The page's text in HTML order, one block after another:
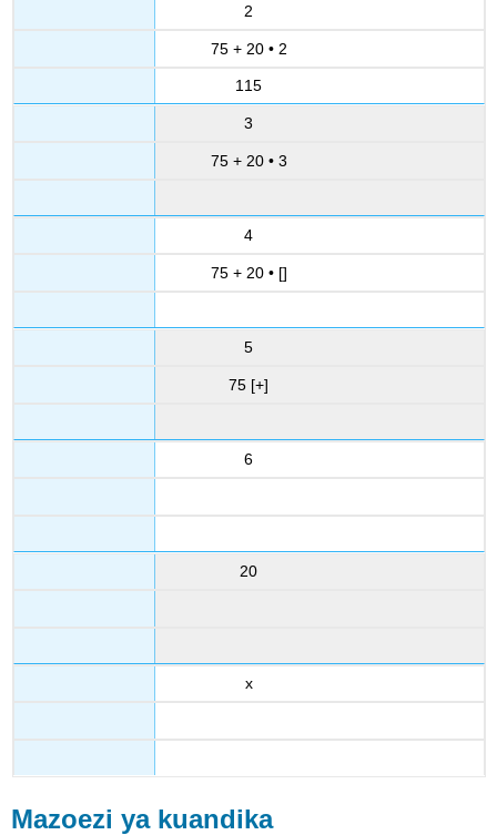
2
75 + 20 • 2
115
3
75 + 20 • 3
4
75 + 20 • []
5
75 [+]
6
20
x
Mazoezi ya kuandika